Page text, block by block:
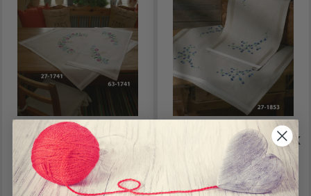
STICKSET BLUMEN IM
KREUZSTICH 80 X 80
CM
STICKSET LOBELIE 80 X
80 CM